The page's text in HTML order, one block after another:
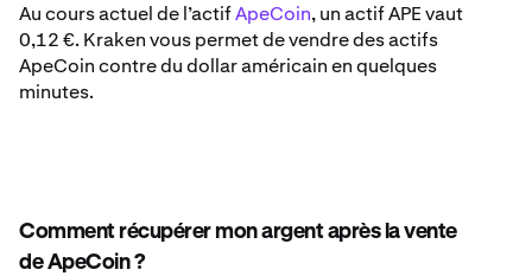
Au cours actuel de l’actifApeCoin, un actif APE vaut
0,12 €. Kraken vous permet de vendre des actifs
ApeCoin contre du dollar américain en quelques
minutes.
Comment récupérer mon argent après la vente
de ApeCoin ?